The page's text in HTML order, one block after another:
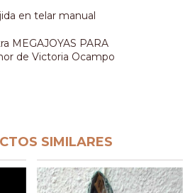
en telar manual
MEGAJOYAS PARA
de Victoria Ocampo
SIMILARES